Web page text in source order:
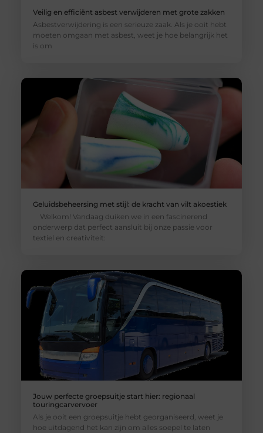
Veilig en efficiënt asbest verwijderen met grote zakken
Asbestverwijdering is een serieuze zaak. Als je ooit hebt
moeten omgaan met asbest, weet je hoe belangrijk het
is om
Geluidsbeheersing met stijl: de kracht van vilt akoestiek
Welkom! Vandaag duiken we in een fascinerend
onderwerp dat perfect aansluit bij onze passie voor
textiel en creativiteit:
Jouw perfecte groepsuitje start hier: regionaal
touringcarvervoer
Als je ooit een groepsuitje hebt georganiseerd, weet je
hoe uitdagend het kan zijn om alles soepel te laten